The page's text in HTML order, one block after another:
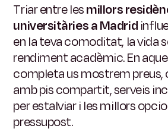
Triar entre lesmillors
universitàries a Madrid
en la teva comoditat, la vida
rendiment acadèmic. En
completa us mostrem
amb pis compartit, serveis
per estalviar i les millors
pressupost.